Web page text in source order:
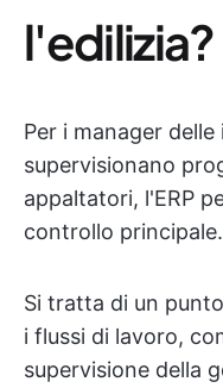
l'edilizia?
Per i manager
supervisionano
appaltatori, l'ERP
controllo principale.
Si tratta di un
i flussi di lavoro,
supervisione della